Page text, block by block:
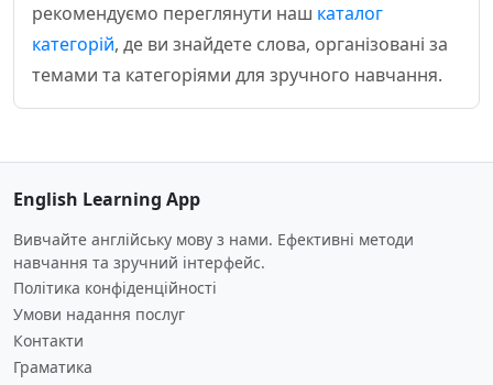
рекомендуємо переглянути наш каталог
категорій, де ви знайдете слова, організовані за
темами та категоріями для зручного навчання.
English Learning App
Вивчайте англійську мову з нами. Ефективні методи
навчання та зручний інтерфейс.
Політика конфіденційності
Умови надання послуг
Контакти
Граматика